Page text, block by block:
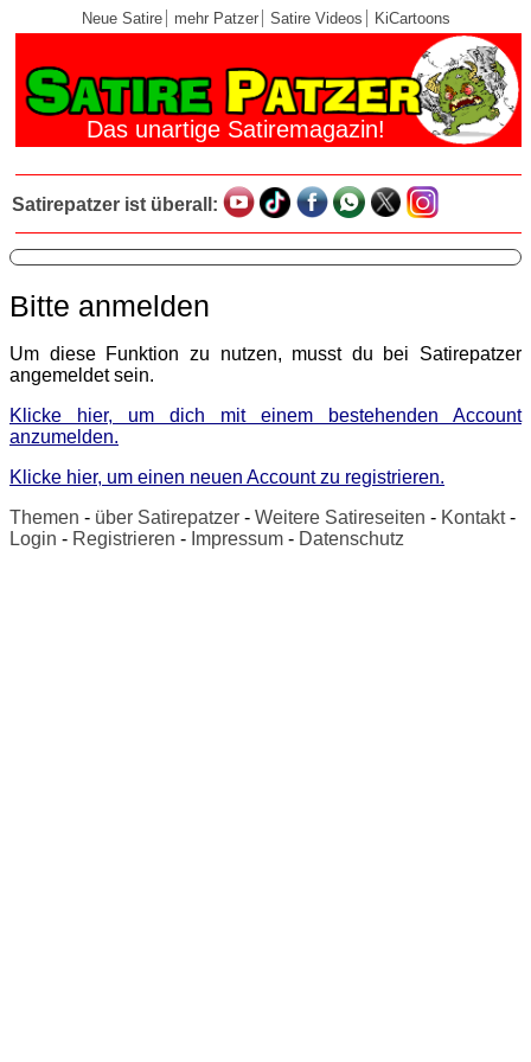
Neue Satire mehr Patzer Satire Videos KiCartoons
Das unartige Satiremagazin!
Satirepatzer ist überall:
Bitte anmelden
Um diese Funktion zu nutzen, musst du bei Satirepatzer
angemeldet sein.
Klicke hier, um dich mit einem bestehenden Account
anzumelden.
Klicke hier, um einen neuen Account zu registrieren.
Themen - über Satirepatzer - Weitere Satireseiten - Kontakt-
Login - Registrieren - Impressum - Datenschutz